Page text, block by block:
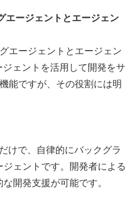
ージェントとエージェン
エージェントとエージェン
ジェントを活用して開発をサ
能ですが、その役割には明
けで、自律的にバックグラ
ェントです。開発者による
開発支援が可能です。